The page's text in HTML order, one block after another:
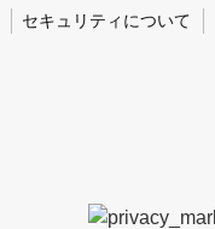
セキュリティについて